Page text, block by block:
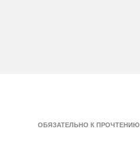
ОБЯЗАТЕЛЬНО К ПРОЧТЕНИЮ